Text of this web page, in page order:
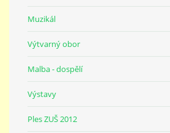
Muzikál
Výtvarný obor
Malba - dospělí
Výstavy
Ples ZUŠ 2012